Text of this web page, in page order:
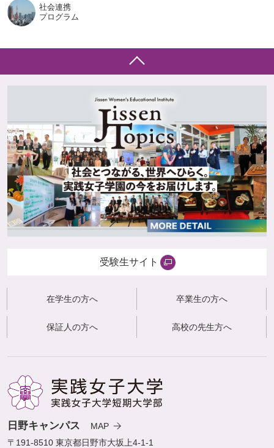
社会連携
プログラム
受験生サイト
在学生の方へ 卒業生の方へ
保証人の方へ 高校の先生方へ
日野キャンパス
MAP
〒191-8510 東京都日野市大坂上4-1-1